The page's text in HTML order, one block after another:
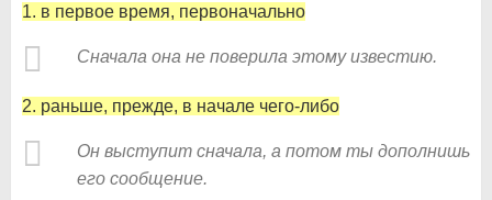
1. в первое время, первоначально
Сначала она не поверила этому известию.
2. раньше, прежде, в начале чего-либо
Он выступит сначала, а потом ты дополнишь
его сообщение.